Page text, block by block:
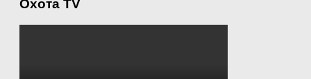
Охота TV